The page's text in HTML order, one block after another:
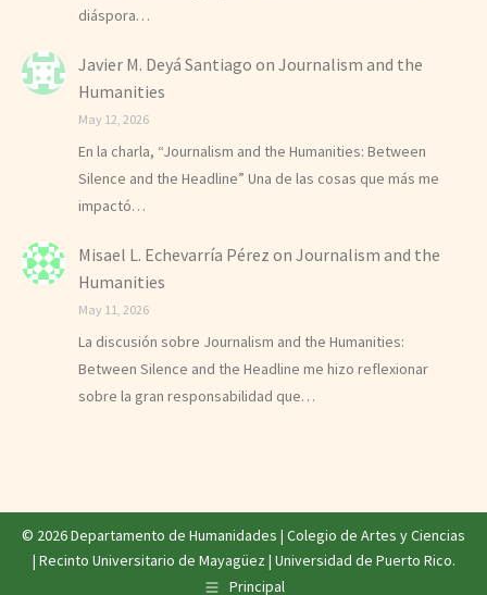
diáspora…
Javier M. Deyá Santiago on Journalism and the
Humanities
May 12, 2026
En la charla, “Journalism and the Humanities: Between
Silence and the Headline” Una de las cosas que más me
impactó…
Misael L. Echevarría Pérez on Journalism and the
Humanities
May 11, 2026
La discusión sobre Journalism and the Humanities:
Between Silence and the Headline me hizo reflexionar
sobre la gran responsabilidad que…
© 2026 Departamento de Humanidades | Colegio de Artes y Ciencias
| Recinto Universitario de Mayagüez| Universidad de Puerto Rico.
Principal